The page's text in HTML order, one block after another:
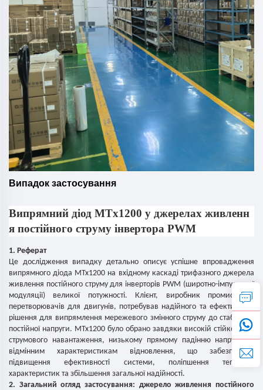
Випадок застосування
Випрямний діод MTx1200 у джерелах живленн
я постійного струму інвертора PWM
1. Реферат
Це дослідження випадку детально описує успішне впровадження
випрямного діода MTx1200 на вхідному каскаді трифазного джерела
живлення постійного струму для інверторів PWM (широтно-імпульсної
модуляції) великої потужності. Клієнт, виробник промислових
перетворювачів для двигунів, потребував надійного та ефективного
рішення для випрямлення мережевого змінного струму до стабільної
постійної напруги. MTx1200 було обрано завдяки високій стійкості до
струмового навантаження, низькому прямому падінню напруги та
відмінним характеристикам відновлення, що забезпечило
підвищення ефективності системи, поліпшення теплових
характеристик та збільшення загальної надійності.
2. Загальний огляд застосування: джерело живлення постійного